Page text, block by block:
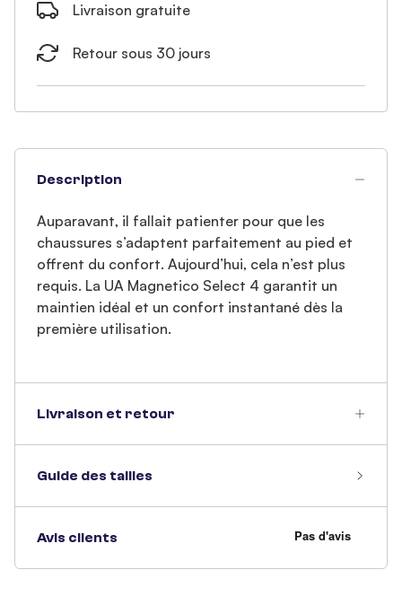
Livraison gratuite
Retour sous 30 jours
Description
Auparavant, il fallait patienter pour que les
chaussures s’adaptent parfaitement au pied et
offrent du confort. Aujourd’hui, cela n’est plus
requis. La UA Magnetico Select 4 garantit un
maintien idéal et un confort instantané dès la
première utilisation.
Livraison et retour
Guide des tailles
Avis clients